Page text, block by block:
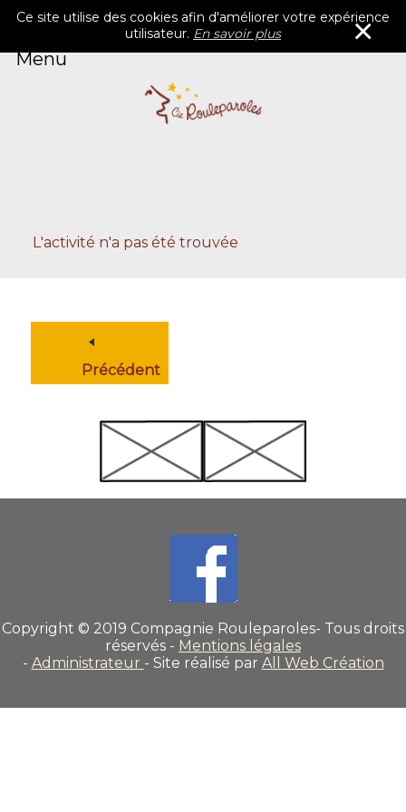
Ce site utilise des cookies afin d'améliorer votre expérience
utilisateur. En savoir plus ×
Menu
Rouleparoles
Catalogue
L'activité n'a pas été trouvée
Précédent
Copyright © 2019 Compagnie Rouleparoles- Tous droits
réservés - Mentions légales
- Administrateur - Site réalisé par All Web Création